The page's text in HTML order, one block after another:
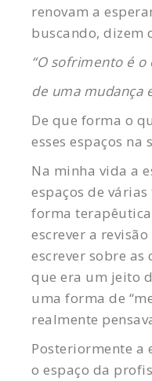
renovam a
buscando, dizem
“O sofrimento é
de uma mudança
De que forma o
esses espaços na
Na minha vida a
espaços de
forma
escrever a
escrever sobre
que era um jeito
uma forma de
realmente
Posteriormente a
o espaço da